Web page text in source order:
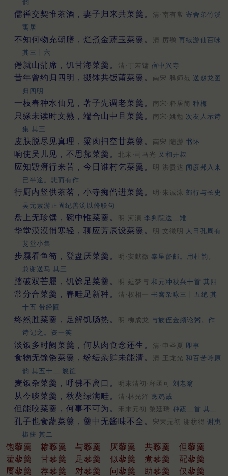
韵
儒禅交契惟茶酒，妻子归来共菜羹。 清·南有常 寄舍弟竹溪
寓居
不知何物充朝膳，烂煮金蔬玉菜羹。 清·厉鹗 再续游仙百咏
其三十六
倦就山蒲席，饥甘海菜羹。 清·丁若镛 宿中兴寺
昔年曾约归四明，掇钵共饭莆菜羹。 南宋·释师范 送赵龙图
归四明
一枝春种水仙兄，著子先调老菜羹。 南宋·释居简 种梅
只缘未读时文熟，端合山中且菜羹。 南宋·姚勉 次友人示诗
集 其三
皮肤脱尽见真理，粱肉扫空甘菜羹。 南宋·陆游 书怀
响使吴儿见，不思菰菜羹。 北宋·司马光 又和开叔
应知毁瘠行来苦，今日谁村乞菜羹。 明·洪贵达 闻彦邦入来
已半途。悲而有作
行厨内竖供茶茗，小寺痴僧进菜羹。 明·朱诚泳 郊行与长史
吴元素游正固纪善汤以脩联句
盘上无珍馔，碗中惟菜羹。 明·河演 李判院送二雉
华堂漠漠悄寒轻，聊应芳辰设菜羹。 明·文徵明
人日孔周有
斐堂小集
步屧看鱼笱，登盘厌菜羹。 明·安献徵 奉呈督邮。用杜韵。
兼谢送马 其三
踏破双芒履，饥馀足菜羹。 明·延梦与 和元冲秋兴十首 其四
常分合菜羹，春畦足新种。 清·权相一 书窝杂咏三十五绝 其
十五 带经圃
终然胜菜羹，足解饥肠热。 明·柳成龙 与族侄金頫论粥。作
诗记之。资一笑
淡饭多时阙菜羹，何从肉食念还生。 清·申圣夏 即事
食物无馀饶菜羹，纷纭杂贮未能清。 清·王龙光 和百苦吟原
韵 其五十二 篾筐
麦饭杂菜羹，呼佛不离口。 明末清初·释函可 刘老翁
从今啖菜羹，秋葵绿满畦。 清·林光泽 烹鸡诫
但能咬菜羹，何事不可为。 宋末元初·黎廷瑞 种蔬二首 其二
孔子也食蔬菜羹，羹中无酱味不全。 宋末元初·谢枋得 谢惠
椒酱 其二
饱藜羹 糁藜羹 与藜羹 厌藜羹 共藜羹
但藜羹
藿藜羹
甘藜羹 足藜羹 似藜羹 煮藜羹
配藜羹
餍藜羹
荐藜羹 对藜羹 问藜羹 助藜羹
仅藜羹